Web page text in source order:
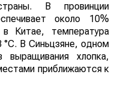
В провинции
около 10%
в Китае, температура
°C. В Синьцзяне, одном
выращивания хлопка,
приближаются к